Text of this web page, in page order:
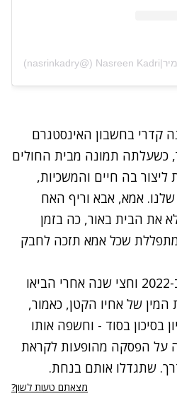
קדרי בחשבון האינסטגרם
כשעלתה תמונה מבית החולים
ליצור בה חיים והמשכיות,
אמא, אבא וריף האח
את הבית באור, כה בזמן
מתפללת שכל אמא תזכה לחבק
כזכור, בני הזוג התחתנו ב-2022 וחצי שנה אחרי הביאו
של אחיו הקטן, כאמור,
בסיכון בסוד - וחשפה אותו
על הפסקה מהופעות לקראת
שתגדלו אותם בנחת.
מצאתם טעות לשון?